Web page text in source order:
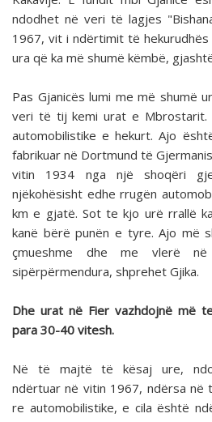
ndodhet në veri të lagjes
1967, vit i ndërtimit të
ura që ka më shumë këmbë,
Pas Gjanicës lumi me më shumë
veri të tij kemi urat e Mbrostarit.
automobilistike e hekurt. Ajo
fabrikuar në Dortmund të
vitin 1934 nga një shoqëri
njëkohësisht edhe rrugën
km e gjatë. Sot te kjo urë rrallë
kanë bërë punën e tyre. Ajo më
çmueshme dhe me vlerë
sipërpërmendura, shprehet Gjika.
Dhe urat në Fier vazhdojnë më
para 30-40 vitesh.
Në të majtë të kësaj ure,
ndërtuar në vitin 1967, ndërsa
re automobilistike, e cila është